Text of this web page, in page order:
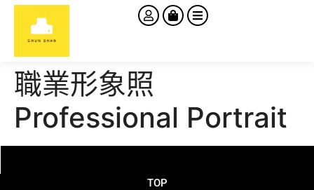
職業形象照
Professional Portrait
TOP